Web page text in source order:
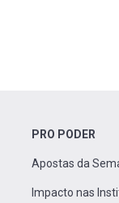
PRO PODER
Apostas da
Impacto nas